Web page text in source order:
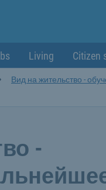
Living Citizen
Вид на жительство -
-